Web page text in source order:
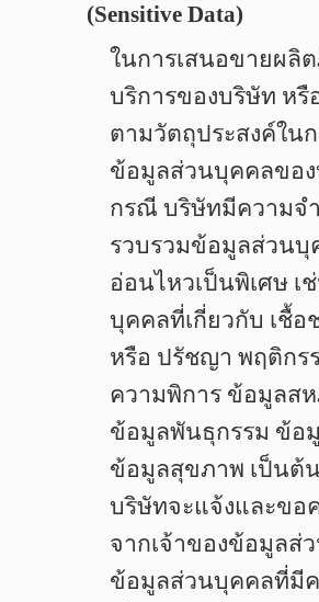
(Sensitive Data)
ในการเสนอขายผลิ
บริการของบริษัท หรื
ตามวัตถุประสงค์ใน
ข้อมูลส่วนบุคคลของ
กรณี บริษัทมีความจำ
รวบรวมข้อมูลส่วนบุ
อ่อนไหวเป็นพิเศษ เ
บุคคลที่เกี่ยวกับ เชื้อ
หรือ ปรัชญา พฤติกร
ความพิการ ข้อมูลส
ข้อมูลพันธุกรรม ข้อ
ข้อมูลสุขภาพ เป็นต้
บริษัทจะแจ้งและขอ
จากเจ้าของข้อมูลส่
ข้อมูลส่วนบุคคลที่มี